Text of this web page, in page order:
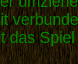
das